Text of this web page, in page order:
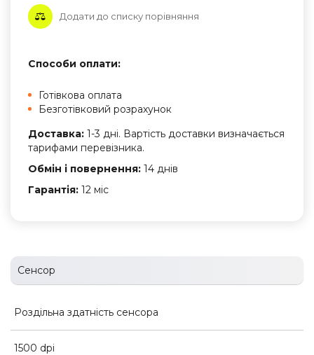
Додати до списку порівняння
Способи оплати:
Готівкова оплата
Безготівковий розрахунок
Доставка: 1-3 дні. Вартість доставки визначається
тарифами перевізника.
Обмін і повернення: 14 днів
Гарантія: 12 міс
Сенсор
Роздільна здатність сенсора
1500 dpi